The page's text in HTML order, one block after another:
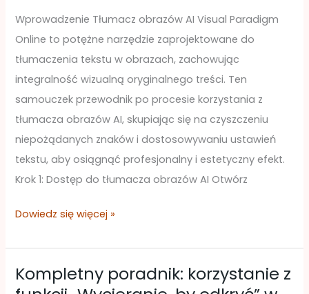
Wprowadzenie Tłumacz obrazów AI Visual Paradigm
Online to potężne narzędzie zaprojektowane do
tłumaczenia tekstu w obrazach, zachowując
integralność wizualną oryginalnego treści. Ten
samouczek przewodnik po procesie korzystania z
tłumacza obrazów AI, skupiając się na czyszczeniu
niepożądanych znaków i dostosowywaniu ustawień
tekstu, aby osiągnąć profesjonalny i estetyczny efekt.
Krok 1: Dostęp do tłumacza obrazów AI Otwórz
pomocą
tłumacza
Online
Dowiedz się więcej »
Kompletny poradnik: korzystanie z
Kompletny